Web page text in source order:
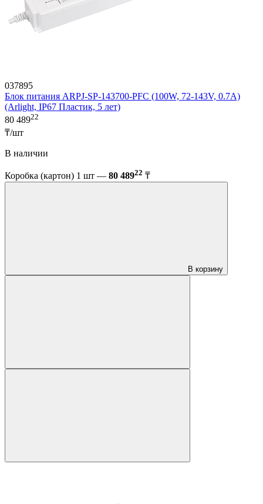
037895
Блок питания ARPJ-SP-143700-PFC (100W, 72-143V, 0.7A)
(Arlight, IP67 Пластик, 5 лет)
80 48922
₸/шт
В наличии
Коробка (картон) 1 шт — 80 48922 ₸
В корзину